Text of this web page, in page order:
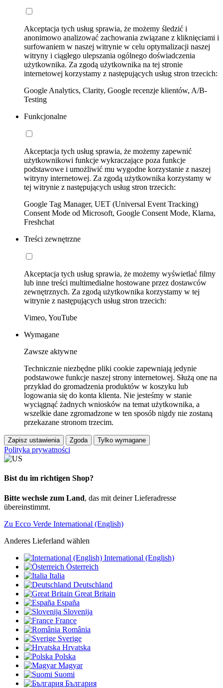
Akceptacja tych usług sprawia, że możemy śledzić i
anonimowo analizować zachowania związane z kliknięciami i
surfowaniem w naszej witrynie w celu optymalizacji naszej
witryny i ciągłego ulepszania ogólnego doświadczenia
użytkownika. Za zgodą użytkownika na tej stronie
internetowej korzystamy z następujących usług stron trzecich:
Google Analytics, Clarity, Google recenzje klientów, A/B-
Testing
Funkcjonalne
Akceptacja tych usług sprawia, że możemy zapewnić
użytkownikowi funkcje wykraczające poza funkcje
podstawowe i umożliwić mu wygodne korzystanie z naszej
witryny internetowej. Za zgodą użytkownika korzystamy w
tej witrynie z następujących usług stron trzecich:
Google Tag Manager, UET (Universal Event Tracking)
Consent Mode od Microsoft, Google Consent Mode, Klarna,
Freshchat
Treści zewnętrzne
Akceptacja tych usług sprawia, że możemy wyświetlać filmy
lub inne treści multimedialne hostowane przez dostawców
zewnętrznych. Za zgodą użytkownika korzystamy w tej
witrynie z następujących usług stron trzecich:
Vimeo, YouTube
Wymagane
Zawsze aktywne
Technicznie niezbędne pliki cookie zapewniają jedynie
podstawowe funkcje naszej strony internetowej. Służą one na
przykład do gromadzenia produktów w koszyku lub
logowania się do konta klienta. Nie jesteśmy w stanie
wyciągnąć żadnych wniosków na temat użytkownika, a
wszelkie dane zgromadzone w ten sposób nigdy nie zostaną
przekazane stronom trzecim.
Zapisz ustawienia Zgoda Tylko wymagane
Polityka prywatności
Bist du im richtigen Shop?
Bitte wechsle zum Land, das mit deiner Lieferadresse
übereinstimmt.
Zu Ecco Verde International (English)
Anderes Lieferland wählen
International (English)
Österreich
Italia
Deutschland
Great Britain
España
Slovenija
France
România
Sverige
Hrvatska
Polska
Magyar
Suomi
България